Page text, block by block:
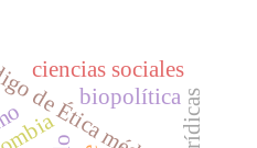
de Ética médica
ciencias sociales
biopolítica